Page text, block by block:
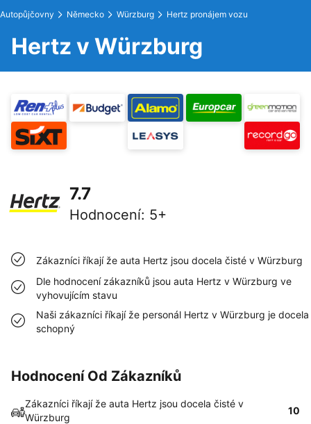
Autopůjčovny Německo Würzburg Hertz pronájem vozu
Hertz v Würzburg
7.7
Hodnocení: 5+
Zákazníci říkají že auta Hertz jsou docela čisté v Würzburg
Dle hodnocení zákazníků jsou auta Hertz v Würzburg ve
vyhovujícím stavu
Naši zákazníci říkají že personál Hertz v Würzburg je docela
schopný
Hodnocení Od Zákazníků
Zákazníci říkají že auta Hertz jsou docela čisté v
Würzburg
10